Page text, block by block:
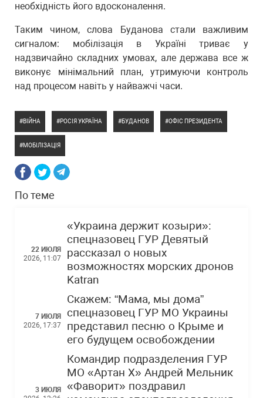
необхідність його вдосконалення.
Таким чином, слова Буданова стали важливим
сигналом: мобілізація в Україні триває у
надзвичайно складних умовах, але держава все ж
виконує мінімальний план, утримуючи контроль
над процесом навіть у найважчі часи.
ВІЙНА РОСІЯ УКРАЇНА БУДАНОВ ОФІС ПРЕЗИДЕНТА
МОБІЛІЗАЦІЯ
По теме
22 ИЮЛЯ
2026, 11:07
«Украина держит козыри»:
спецназовец ГУР Девятый
рассказал о новых
возможностях морских дронов
Katran
7 ИЮЛЯ
2026, 17:37
Скажем: “Мама, мы дома”
спецназовец ГУР МО Украины
представил песню о Крыме и
его будущем освобождении
3 ИЮЛЯ
Командир подразделения ГУР
МО «Артан Х» Андрей Мельник
«Фаворит» поздравил